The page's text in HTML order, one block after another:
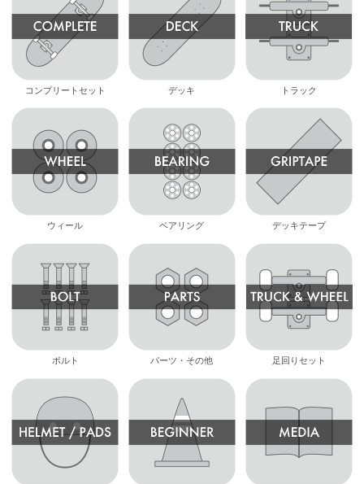
コンプリートセット デッキ トラック
ウィール ベアリング デッキテープ
ボルト パーツ・その他 足回りセット